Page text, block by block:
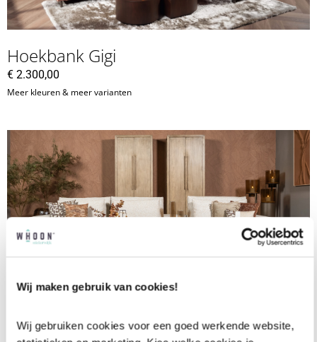
Wij maken gebruik van cookies!
Wij gebruiken cookies voor een goed werkende website,
Hoekbank Gigi
€ 2.300,00
Meer kleuren & meer varianten
Hoekbank Mila
2.744,00